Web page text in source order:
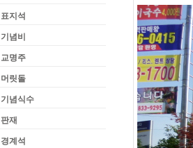
표지석
기념비
교명주
머릿돌
기념식수
판재
경계석